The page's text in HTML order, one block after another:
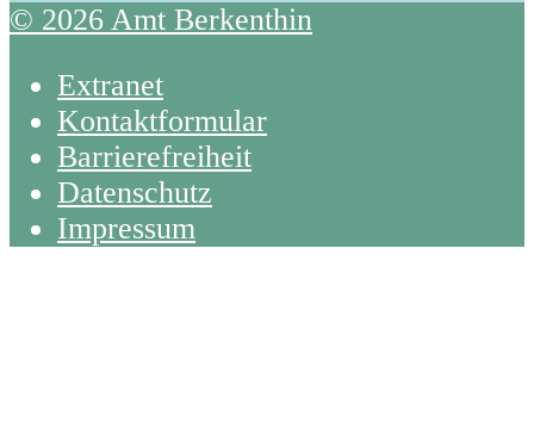
© 2026 Amt Berkenthin
Extranet
Kontaktformular
Barrierefreiheit
Datenschutz
Impressum